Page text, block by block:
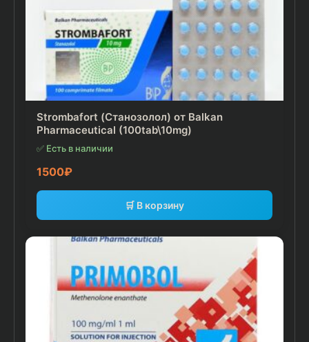
Strombafort (Станозолол) от Balkan
Pharmaceutical (100tab\10mg)
✅ Есть в наличии
1500₽
🛒 В корзину